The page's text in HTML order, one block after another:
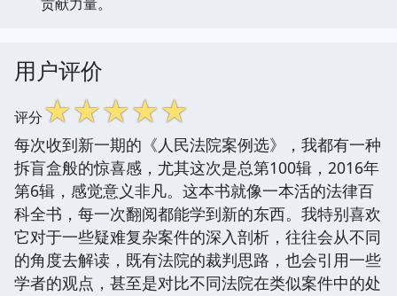
用户评价
评分☆☆☆☆☆
每次收到新一期的《人民法院案例选》，我都有一种
拆盲盒般的惊喜感，尤其这次是总第100辑，2016年
第6辑，感觉意义非凡。这本书就像一本活的法律百
科全书，每一次翻阅都能学到新的东西。我特别喜欢
它对于一些疑难复杂案件的深入剖析，往往会从不同
的角度去解读，既有法院的裁判思路，也会引用一些
学者的观点，甚至是对比不同法院在类似案件中的处